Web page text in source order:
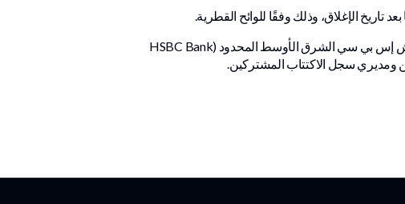
تم تعيين كلٍّ من شركة سيتي جروب جلوبال ماركتس المحدودة (Citigroup Global Markets Limited) وبنك إتش إس بي سي الشرق الأوسط المحدود (HSBC Bank